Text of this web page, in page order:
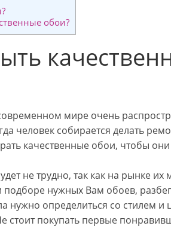
обои?
мире очень
человек собирается делать
качественные обои, чтобы
не трудно, так как на рынке их
подборе нужных Вам обоев,
нужно определиться со стилем и
стоит покупать первые